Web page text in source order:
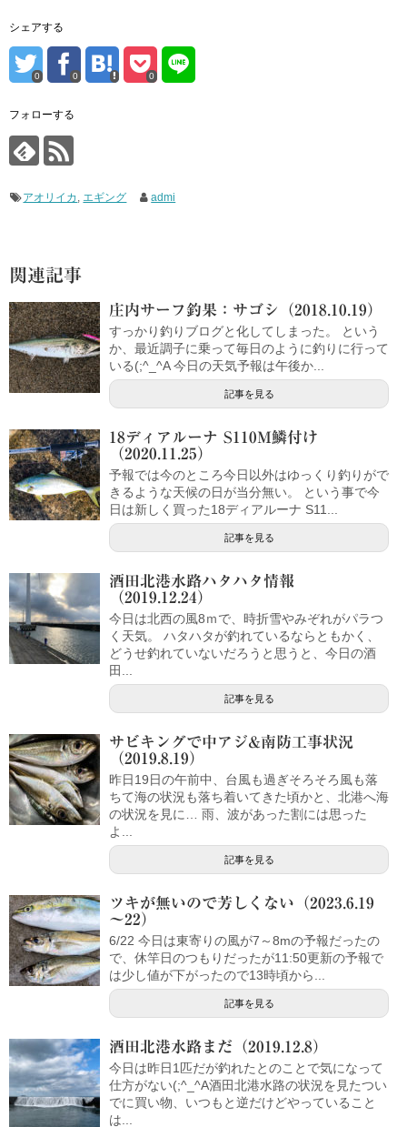
シェアする
0 0 0
フォローする
アオリイカ , エギング admi
関連記事
庄内サーフ釣果：サゴシ（2018.10.19）
すっかり釣りブログと化してしまった。 という
か、最近調子に乗って毎日のように釣りに行って
いる(;^_^A 今日の天気予報は午後か...
記事を見る
18ディアルーナ S110M鱗付け
（2020.11.25）
予報では今のところ今日以外はゆっくり釣りがで
きるような天候の日が当分無い。 という事で今
日は新しく買った18ディアルーナ S11...
記事を見る
酒田北港水路ハタハタ情報
（2019.12.24）
今日は北西の風8ｍで、時折雪やみぞれがパラつ
く天気。 ハタハタが釣れているならともかく、
どうせ釣れていないだろうと思うと、今日の酒
田...
記事を見る
サビキングで中アジ&南防工事状況
（2019.8.19）
昨日19日の午前中、台風も過ぎそろそろ風も落
ちて海の状況も落ち着いてきた頃かと、北港へ海
の状況を見に… 雨、波があった割には思った
よ...
記事を見る
ツキが無いので芳しくない（2023.6.19
～22）
6/22 今日は東寄りの風が7～8mの予報だったの
で、休竿日のつもりだったが11:50更新の予報で
は少し値が下がったので13時頃から...
記事を見る
酒田北港水路まだ（2019.12.8）
今日は昨日1匹だが釣れたとのことで気になって
仕方がない(;^_^A酒田北港水路の状況を見たつい
でに買い物、いつもと逆だけどやっていること
は...